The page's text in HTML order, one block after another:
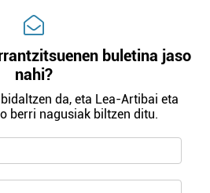
buletina jaso
nahi?
da, eta Lea-Artibai eta
berri nagusiak biltzen ditu.